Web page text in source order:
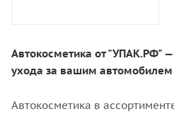
Автокосметика от "УПАК.РФ"
ухода за вашим автомобилем
Автокосметика в